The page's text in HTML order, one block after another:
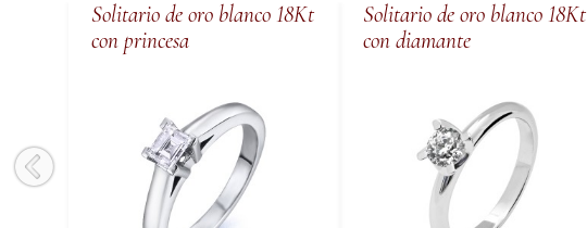
Solitario de oro blanco 18Kt
con princesa
Solitario de oro blanco 18Kt
con diamante